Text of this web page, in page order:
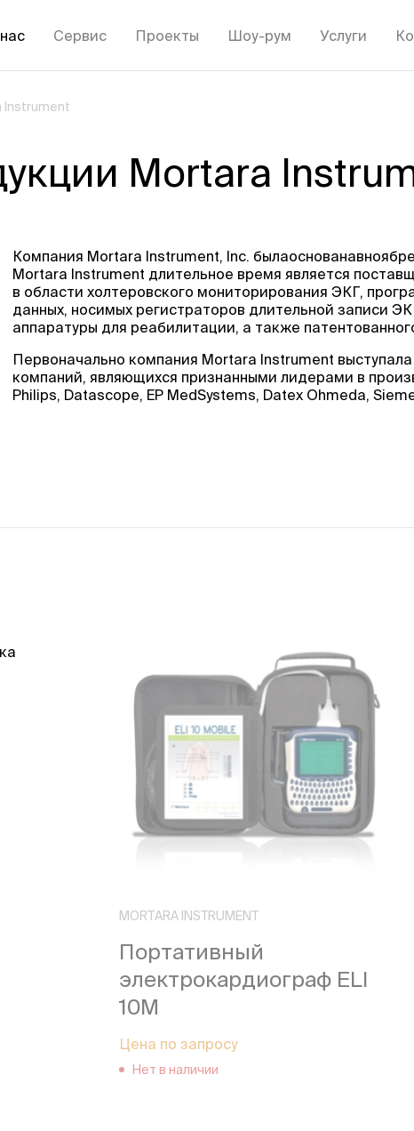
Сервис Проекты Шоу-рум Услуги
Instrument
Mortara
Компания Mortara Instrument, Inc.
Mortara Instrument длительное время является
в области холтеровского мониторирования ЭКГ,
данных, носимых регистраторов длительной записи
аппаратуры для реабилитации, а также
Первоначально компания Mortara Instrument
компаний, являющихся признанными лидерами в
Philips, Datascope, EP MedSystems, Datex Ohmeda,
MORTARA INSTRUMENT
Портативный
электрокардиограф ELI
10M
Цена по запросу
Нет в наличии